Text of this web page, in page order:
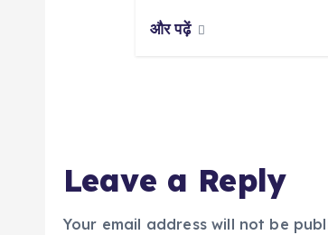
और पढ़ें
Leave a Reply
Your email address will not be